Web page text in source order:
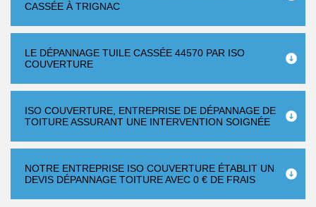
CASSÉE À TRIGNAC
LE DÉPANNAGE TUILE CASSÉE 44570 PAR ISO
COUVERTURE
ISO COUVERTURE, ENTREPRISE DE DÉPANNAGE DE
TOITURE ASSURANT UNE INTERVENTION SOIGNÉE
NOTRE ENTREPRISE ISO COUVERTURE ÉTABLIT UN
DEVIS DÉPANNAGE TOITURE AVEC 0 € DE FRAIS